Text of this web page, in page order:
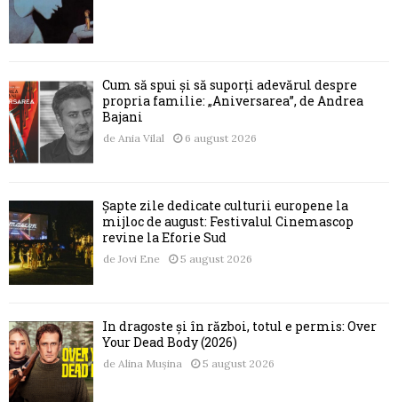
Cum să spui și să suporți adevărul despre
propria familie: „Aniversarea”, de Andrea
Bajani
de Ania Vilal 6 august 2026
Șapte zile dedicate culturii europene la
mijloc de august: Festivalul Cinemascop
revine la Eforie Sud
de Jovi Ene 5 august 2026
În dragoste și în război, totul e permis: Over
Your Dead Body (2026)
de Alina Mușina 5 august 2026